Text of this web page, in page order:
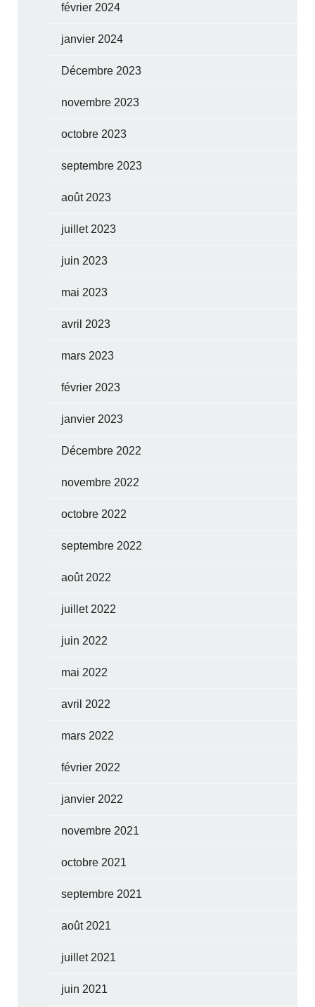
février 2024
janvier 2024
Décembre 2023
novembre 2023
octobre 2023
septembre 2023
août 2023
juillet 2023
juin 2023
mai 2023
avril 2023
mars 2023
février 2023
janvier 2023
Décembre 2022
novembre 2022
octobre 2022
septembre 2022
août 2022
juillet 2022
juin 2022
mai 2022
avril 2022
mars 2022
février 2022
janvier 2022
novembre 2021
octobre 2021
septembre 2021
août 2021
juillet 2021
juin 2021